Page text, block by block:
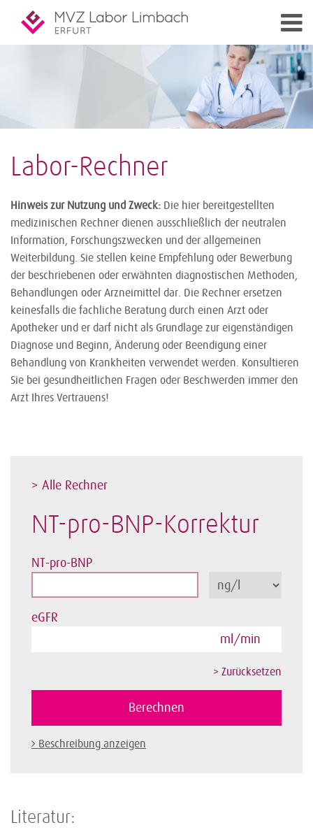
Labor-Rechner
Hinweis zur Nutzung und Zweck: Die hier bereitgestellten
medizinischen Rechner dienen ausschließlich der neutralen
Information, Forschungszwecken und der allgemeinen
Weiterbildung. Sie stellen keine Empfehlung oder Bewerbung
der beschriebenen oder erwähnten diagnostischen Methoden,
Behandlungen oder Arzneimittel dar. Die Rechner ersetzen
keinesfalls die fachliche Beratung durch einen Arzt oder
Apotheker und er darf nicht als Grundlage zur eigenständigen
Diagnose und Beginn, Änderung oder Beendigung einer
Behandlung von Krankheiten verwendet werden. Konsultieren
Sie bei gesundheitlichen Fragen oder Beschwerden immer den
Arzt Ihres Vertrauens!
> Alle Rechner
NT-pro-BNP-Korrektur
NT-pro-BNP
eGFR
ml/min
Beschreibung anzeigen
Literatur: